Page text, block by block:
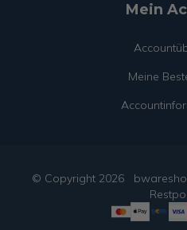
Mein
Meine
© Copyright 2026